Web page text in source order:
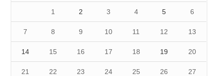
1 2 3 4 5 6
7 8 9 10 11 12 13
14 15 16 17 18 19 20
21 22 23 24 25 26 27